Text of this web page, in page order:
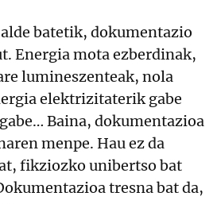
batetik, dokumentazio
Energia mota ezberdinak,
lumineszenteak, nola
elektrizitaterik gabe
Baina, dokumentazioa
menpe. Hau ez da
fikziozko unibertso bat
tresna bat da,